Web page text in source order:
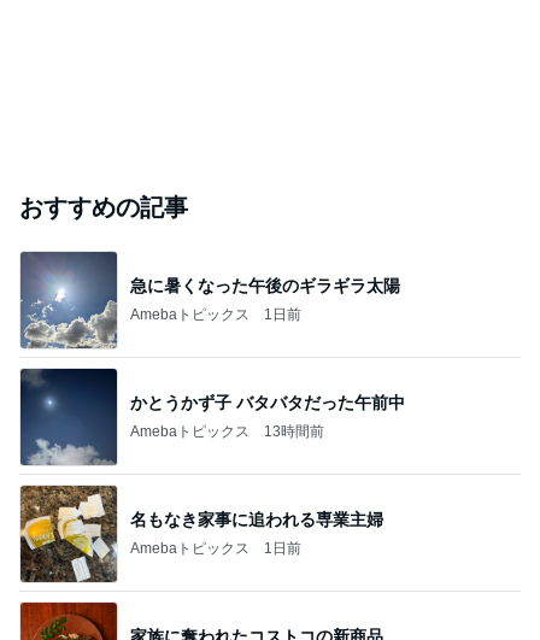
おすすめの記事
急に暑くなった午後のギラギラ太陽
Amebaトピックス 1日前
かとうかず子 バタバタだった午前中
Amebaトピックス 13時間前
名もなき家事に追われる専業主婦
Amebaトピックス 1日前
家族に奪われたコストコの新商品